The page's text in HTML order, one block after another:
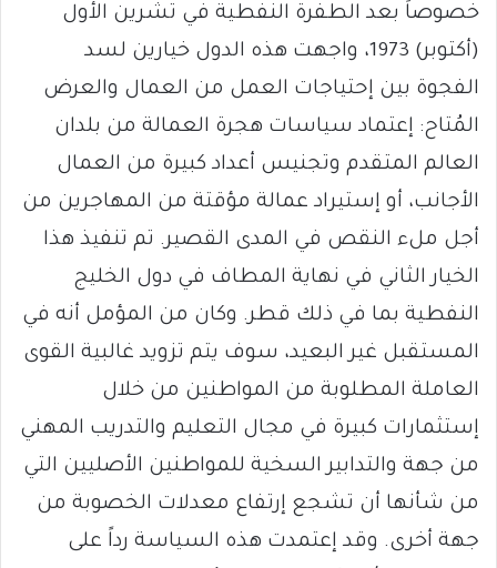
خصوصاً بعد الطفرة النفطية في تشرين الأول
(أكتوبر) 1973، واجهت هذه الدول خيارين لسد
الفجوة بين إحتياجات العمل من العمال والعرض
المُتاح: إعتماد سياسات هجرة العمالة من بلدان
العالم المتقدم وتجنيس أعداد كبيرة من العمال
الأجانب، أو إستيراد عمالة مؤقتة من المهاجرين من
أجل ملء النقص في المدى القصير. تم تنفيذ هذا
الخيار الثاني في نهاية المطاف في دول الخليج
النفطية بما في ذلك قطر. وكان من المؤمل أنه في
المستقبل غير البعيد، سوف يتم تزويد غالبية القوى
العاملة المطلوبة من المواطنين من خلال
إستثمارات كبيرة في مجال التعليم والتدريب المهني
من جهة والتدابير السخية للمواطنين الأصليين التي
من شأنها أن تشجع إرتفاع معدلات الخصوبة من
جهة أخرى. وقد إعتمدت هذه السياسة رداً على